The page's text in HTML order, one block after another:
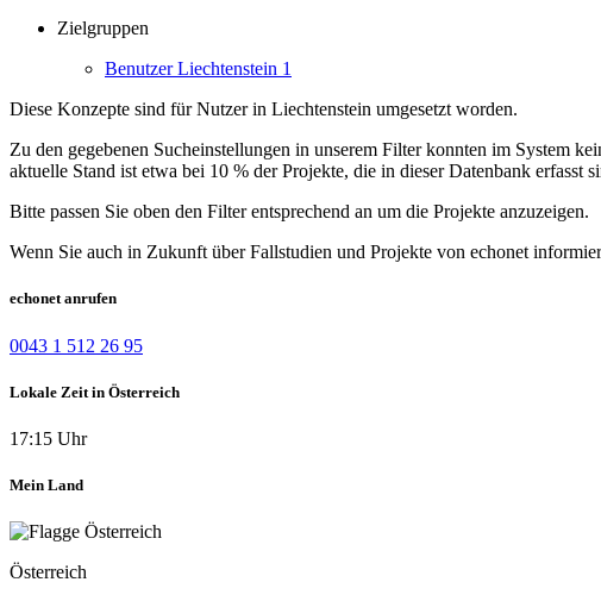
Zielgruppen
Benutzer Liechtenstein 1
Diese Konzepte sind für Nutzer in Liechtenstein umgesetzt worden.
Zu den gegebenen Sucheinstellungen in unserem Filter konnten im System
aktuelle Stand ist etwa bei 10 % der Projekte, die in dieser Datenbank erfasst
Bitte passen Sie oben den Filter entsprechend an um die Projekte anzuzeigen.
Wenn Sie auch in Zukunft über Fallstudien und Projekte von echonet
echonet anrufen
0043 1 512 26 95
Lokale Zeit in Österreich
17:15 Uhr
Mein Land
Österreich